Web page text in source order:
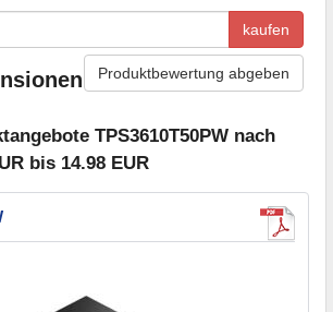
kaufen
Produktbewertung abgeben
TPS3610T50PW nach
bis 14.98 EUR